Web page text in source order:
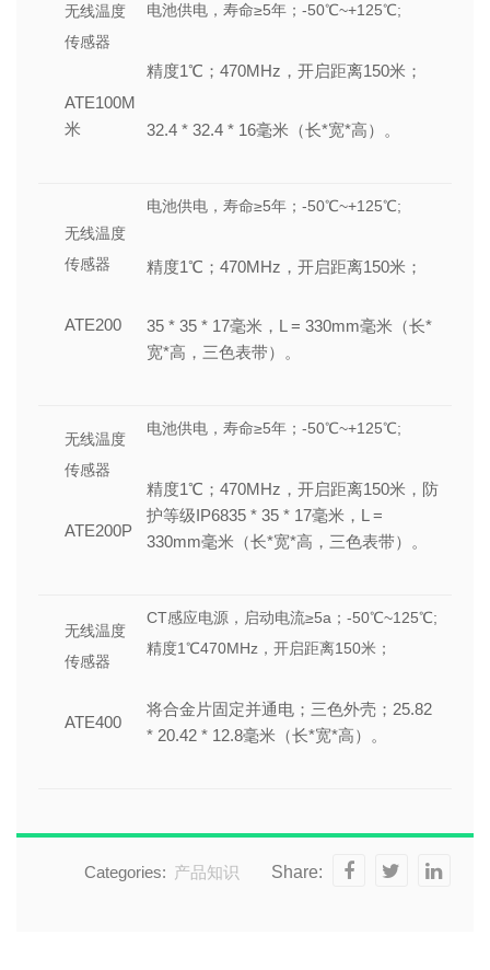
无线温度
传感器
ATE100M
米
电池供电，寿命≥5年；-50℃~+125℃;
精度1℃；470MHz，开启距离150米；
32.4 * 32.4 * 16毫米（长*宽*高）。
无线温度
传感器
ATE200
电池供电，寿命≥5年；-50℃~+125℃;
精度1℃；470MHz，开启距离150米；
35 * 35 * 17毫米，L = 330mm毫米（长*
宽*高，三色表带）。
无线温度
传感器
ATE200P
电池供电，寿命≥5年；-50℃~+125℃;
精度1℃；470MHz，开启距离150米，防
护等级IP6835 * 35 * 17毫米，L =
330mm毫米（长*宽*高，三色表带）。
无线温度
传感器
ATE400
CT感应电源，启动电流≥5a；-50℃~125℃;
精度1℃470MHz，开启距离150米；
将合金片固定并通电；三色外壳；25.82
* 20.42 * 12.8毫米（长*宽*高）。
Categories: 产品知识 Share: